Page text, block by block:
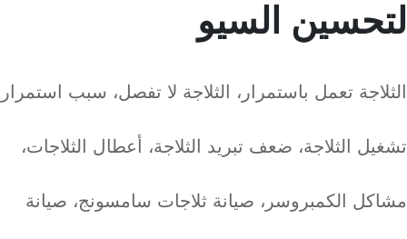
لتحسين السيو
الثلاجة تعمل باستمرار، الثلاجة لا تفصل، سبب استمرار
تشغيل الثلاجة، ضعف تبريد الثلاجة، أعطال الثلاجات،
مشاكل الكمبروسر، صيانة ثلاجات سامسونج، صيانة